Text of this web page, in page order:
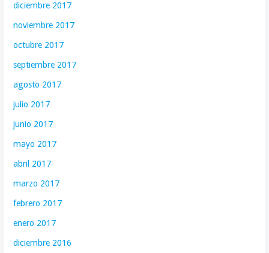
diciembre 2017
noviembre 2017
octubre 2017
septiembre 2017
agosto 2017
julio 2017
junio 2017
mayo 2017
abril 2017
marzo 2017
febrero 2017
enero 2017
diciembre 2016